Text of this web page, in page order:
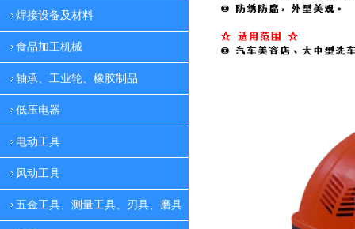
焊接设备及材料
食品加工机械
轴承、工业轮、橡胶制品
低压电器
电动工具
风动工具
五金工具、测量工具、刃具、磨具